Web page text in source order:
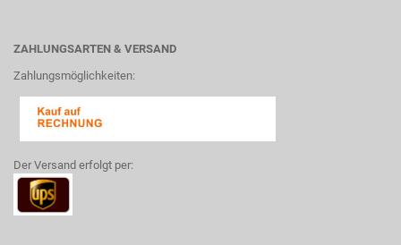
ZAHLUNGSARTEN & VERSAND
Zahlungsmöglichkeiten:
Der Versand erfolgt per: